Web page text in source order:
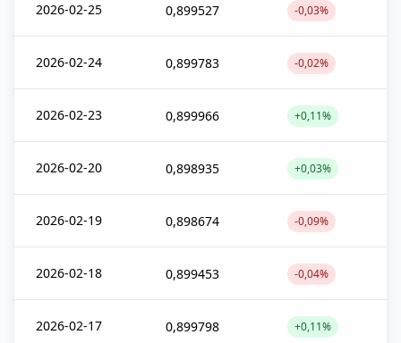
2026-02-25 0,899527 -0,03%
2026-02-24 0,899783 -0,02%
2026-02-23 0,899966 +0,11%
2026-02-20 0,898935 +0,03%
2026-02-19 0,898674 -0,09%
2026-02-18 0,899453 -0,04%
2026-02-17 0,899798 +0,11%